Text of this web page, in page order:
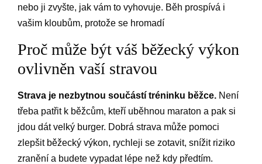
nebo ji zvyšte, jak vám to vyhovuje. Běh prospívá i
vašim kloubům, protože se hromadí
Proč může být váš běžecký výkon
ovlivněn vaší stravou
Strava je nezbytnou součástí tréninku běžce. Není
třeba patřit k běžcům, kteří uběhnou maraton a pak si
jdou dát velký burger. Dobrá strava může pomoci
zlepšit běžecký výkon, rychleji se zotavit, snížit riziko
zranění a budete vypadat lépe než kdy předtím.